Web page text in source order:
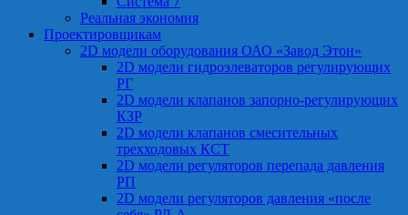
Реальная экономия
Проектировщикам
2D модели оборудования ОАО «Завод Этон»
2D модели гидроэлеваторов регулирующих
РГ
2D модели клапанов запорно-регулирующих
КЗР
2D модели клапанов смесительных
трехходовых КСТ
2D модели регуляторов перепада давления
РП
2D модели регуляторов давления «после